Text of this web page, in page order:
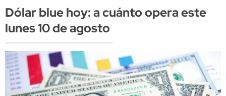
Dólar blue hoy: a cuánto opera este
lunes 10 de agosto